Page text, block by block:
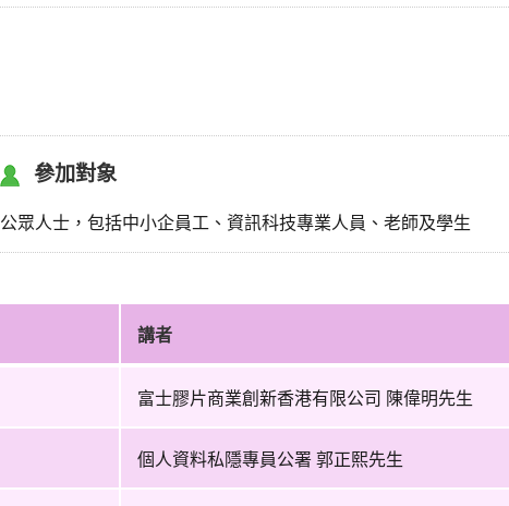
參加對象
公眾人士，包括中小企員工、資訊科技專業人員、老師及學生
講者
富士膠片商業創新香港有限公司 陳偉明先生
個人資料私隱專員公署 郭正熙先生